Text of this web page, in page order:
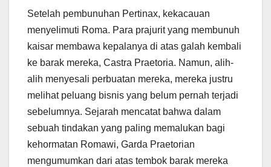
Setelah pembunuhan Pertinax, kekacauan
menyelimuti Roma. Para prajurit yang membunuh
kaisar membawa kepalanya di atas galah kembali
ke barak mereka, Castra Praetoria. Namun, alih-
alih menyesali perbuatan mereka, mereka justru
melihat peluang bisnis yang belum pernah terjadi
sebelumnya. Sejarah mencatat bahwa dalam
sebuah tindakan yang paling memalukan bagi
kehormatan Romawi, Garda Praetorian
mengumumkan dari atas tembok barak mereka